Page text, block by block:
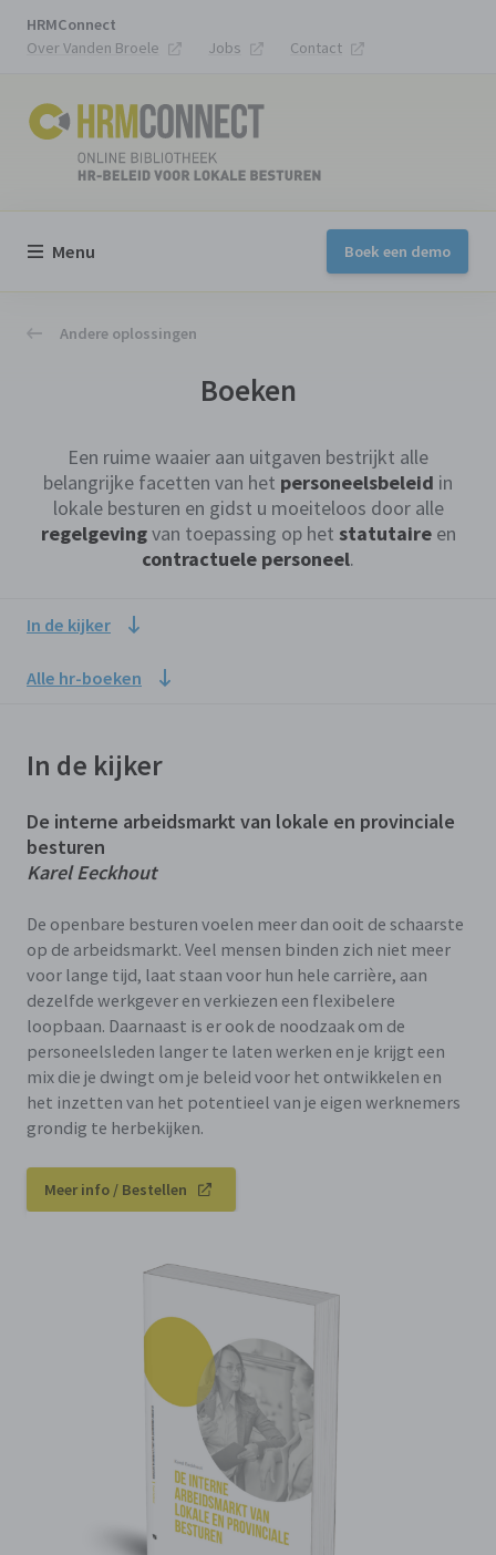
HRMConnect
Over Vanden Broele
Jobs Contact
Menu Boek een demo
Andere oplossingen
Boeken
Een ruime waaier aan uitgaven bestrijkt alle
belangrijke facetten van het personeelsbeleid in
lokale besturen en gidst u moeiteloos door alle
regelgevingvan toepassing op het statutaireen
contractuele personeel.
In de kijker
Alle hr-boeken
In de kijker
De interne arbeidsmarkt van lokale en provinciale
besturen
Karel Eeckhout
De openbare besturen voelen meer dan ooit de schaarste
op de arbeidsmarkt. Veel mensen binden zich niet meer
voor lange tijd, laat staan voor hun hele carrière, aan
dezelfde werkgever en verkiezen een flexibelere
loopbaan. Daarnaast is er ook de noodzaak om de
personeelsleden langer te laten werken en je krijgt een
mix die je dwingt om je beleid voor het ontwikkelen en
het inzetten van het potentieel van je eigen werknemers
grondig te herbekijken.
Meer info / Bestellen